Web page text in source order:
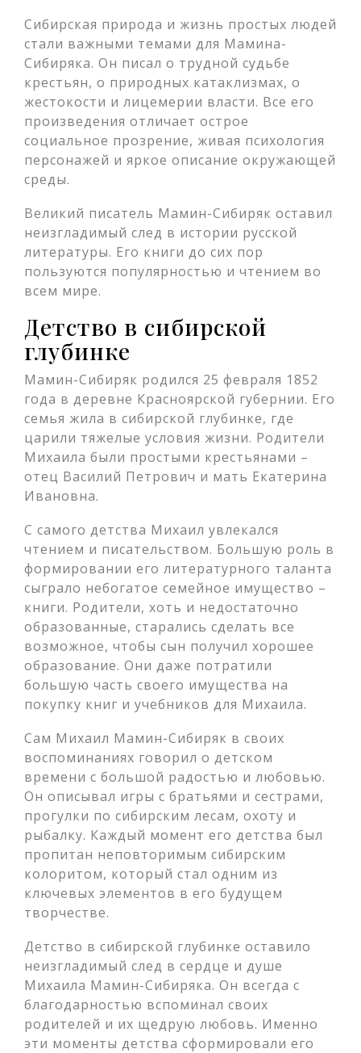
Сибирская природа и жизнь простых людей
стали важными темами для Мамина-
Сибиряка. Он писал о трудной судьбе
крестьян, о природных катаклизмах, о
жестокости и лицемерии власти. Все его
произведения отличает острое
социальное прозрение, живая психология
персонажей и яркое описание окружающей
среды.
Великий писатель Мамин-Сибиряк оставил
неизгладимый след в истории русской
литературы. Его книги до сих пор
пользуются популярностью и чтением во
всем мире.
Детство в сибирской
глубинке
Мамин-Сибиряк родился 25 февраля 1852
года в деревне Красноярской губернии. Его
семья жила в сибирской глубинке, где
царили тяжелые условия жизни. Родители
Михаила были простыми крестьянами –
отец Василий Петрович и мать Екатерина
Ивановна.
С самого детства Михаил увлекался
чтением и писательством. Большую роль в
формировании его литературного таланта
сыграло небогатое семейное имущество –
книги. Родители, хоть и недостаточно
образованные, старались сделать все
возможное, чтобы сын получил хорошее
образование. Они даже потратили
большую часть своего имущества на
покупку книг и учебников для Михаила.
Сам Михаил Мамин-Сибиряк в своих
воспоминаниях говорил о детском
времени с большой радостью и любовью.
Он описывал игры с братьями и сестрами,
прогулки по сибирским лесам, охоту и
рыбалку. Каждый момент его детства был
пропитан неповторимым сибирским
колоритом, который стал одним из
ключевых элементов в его будущем
творчестве.
Детство в сибирской глубинке оставило
неизгладимый след в сердце и душе
Михаила Мамин-Сибиряка. Он всегда с
благодарностью вспоминал своих
родителей и их щедрую любовь. Именно
эти моменты детства сформировали его